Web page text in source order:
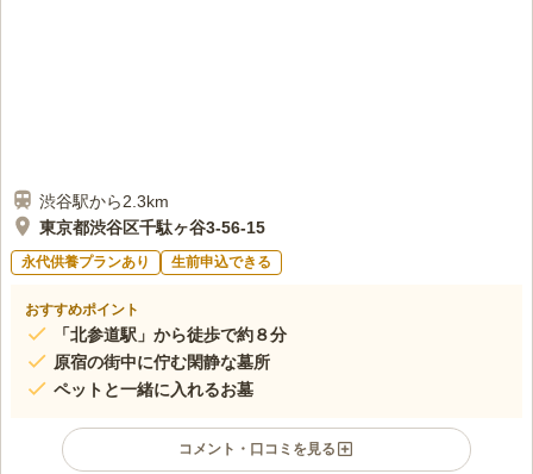
渋谷駅から2.3km
東京都渋谷区千駄ヶ谷3-56-15
永代供養プランあり 生前申込できる
おすすめポイント
「北参道駅」から徒歩で約８分
原宿の街中に佇む閑静な墓所
ペットと一緒に入れるお墓
コメント・口コミを見る